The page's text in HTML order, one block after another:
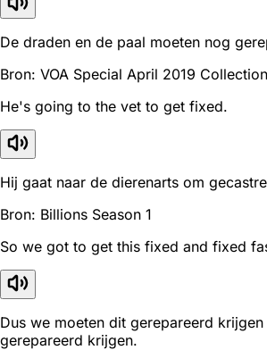
De draden en de paal moeten nog
Bron: VOA Special April 2019 Collection
He's going to the vet to get fixed.
Hij gaat naar de dierenarts om
Bron: Billions Season 1
So we got to get this fixed and fixed
Dus we moeten dit gerepareerd krijgen
gerepareerd krijgen.